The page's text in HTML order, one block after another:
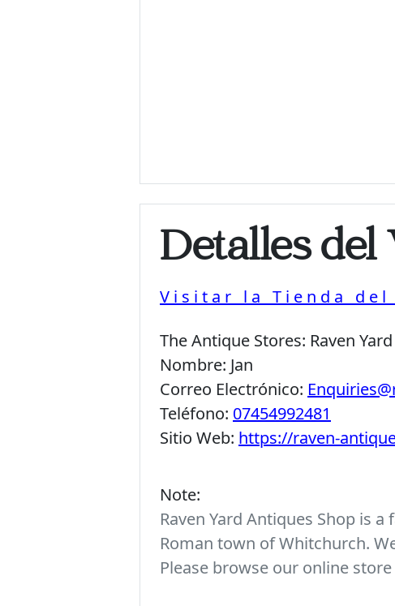
Detalles del
Visitar la Tienda del
The Antique Stores: Raven
Nombre: Jan
Correo Electrónico:
Teléfono: 07454992481
Sitio Web: https://raven-
Note:
Raven Yard Antiques Shop is
Roman town of Whitchurch.
Please browse our online